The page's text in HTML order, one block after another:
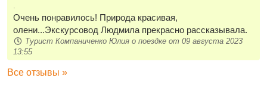
Очень понравилось! Природа красивая,
олени...Экскурсовод Людмила прекрасно рассказывала.
Турист Компаниченко Юлия о поездке от 09 августа 2023
13:55
Все отзывы »